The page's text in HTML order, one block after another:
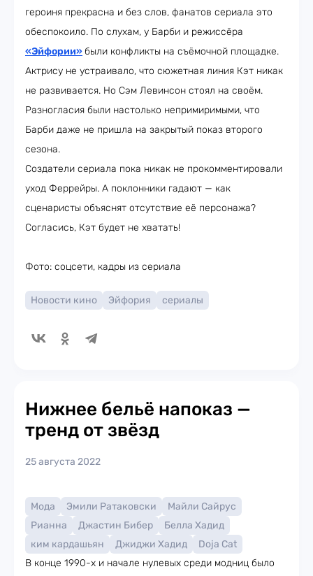
героиня прекрасна и без слов, фанатов сериала это
обеспокоило. По слухам, у Барби и режиссёра
«Эйфории» были конфликты на съёмочной площадке.
Актрису не устраивало, что сюжетная линия Кэт никак
не развивается. Но Сэм Левинсон стоял на своём.
Разногласия были настолько непримиримыми, что
Барби даже не пришла на закрытый показ второго
сезона.
Создатели сериала пока никак не прокомментировали
уход Феррейры. А поклонники гадают — как
сценаристы объяснят отсутствие её персонажа?
Согласись, Кэт будет не хватать!
Фото: соцсети, кадры из сериала
Новости кино Эйфория сериалы
Нижнее бельё напоказ —
тренд от звёзд
25 августа 2022
Мода Эмили Ратаковски
Майли Сайрус
Рианна
Джастин Бибер
Белла Хадид
ким кардашьян
Джиджи Хадид
Doja Cat
В конце 1990-х и начале нулевых среди модниц было